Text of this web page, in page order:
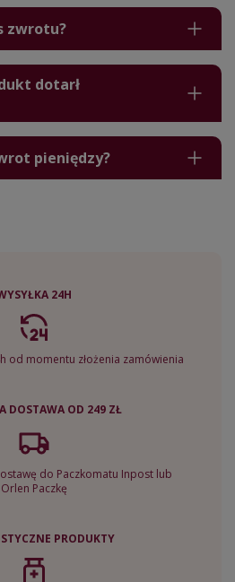
zwrotu?
dotarł
pieniędzy?
24H
od momentu złożenia zamówienia
DOSTAWA OD 249 ZŁ
do Paczkomatu Inpost lub
Orlen Paczkę
PRODUKTY